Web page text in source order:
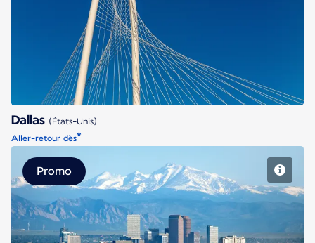
Dallas
Dallas (États-Unis)
Aller-retour dès*
Denver
Promo